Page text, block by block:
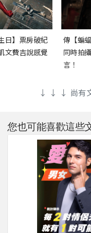
日】票房破紀
文費吉說感覺
傳【蝙
同時拍
言！
↓ ↓ ↓ 尚有
您也可能喜歡這些